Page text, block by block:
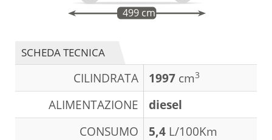
499 cm
SCHEDA TECNICA
CILINDRATA 1997 cm3
ALIMENTAZIONE
diesel
CONSUMO
5,4 L/100Km